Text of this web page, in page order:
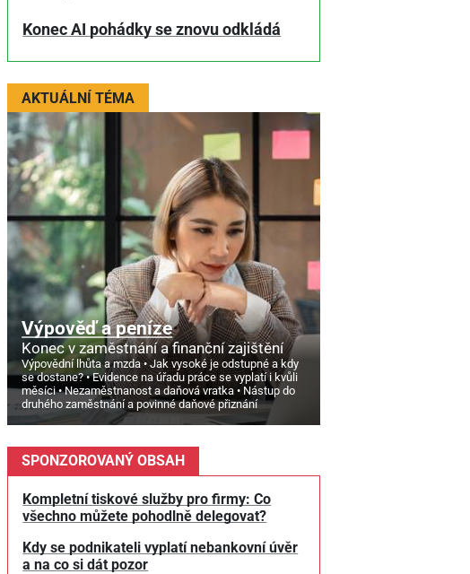
Konec AI pohádky se znovu odkládá
AKTUÁLNÍ TÉMA
Výpověď a peníze
Konec v zaměstnání a finanční zajištění
Výpovědní lhůta a mzda
Jak vysoké je odstupné a kdy
se dostane?
Evidence na úřadu práce se vyplatí i kvůli
měsíci
Nezaměstnanost a daňová vratka
Nástup do
druhého zaměstnání a povinné daňové přiznání
SPONZOROVANÝ OBSAH
Kompletní tiskové služby pro firmy: Co
všechno můžete pohodlně delegovat?
Kdy se podnikateli vyplatí nebankovní úvěr
a na co si dát pozor